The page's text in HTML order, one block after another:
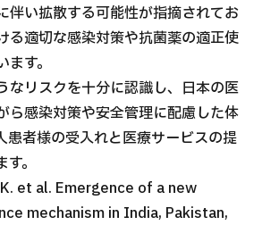
伴い拡散する可能性が指摘されてお
る適切な感染対策や抗菌薬の適正使
す。
なリスクを十分に認識し、日本の医
ら感染対策や安全管理に配慮した体
患者様の受入れと医療サービスの提
。
et al. Emergence of a new
mechanism in India, Pakistan,